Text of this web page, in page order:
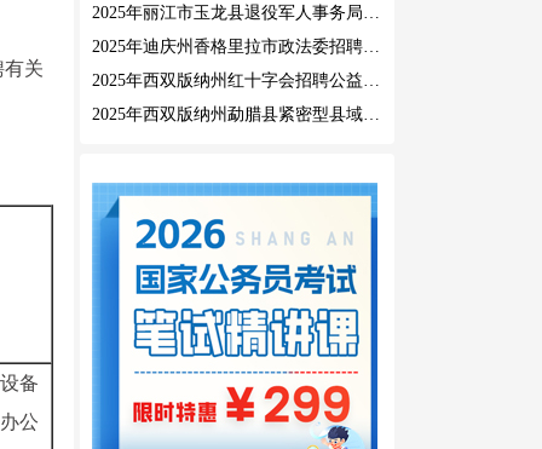
关
备
公
2025年丽江市玉龙县退役军人事务局公益性岗位招聘公告
2025年迪庆州香格里拉市政法委招聘公益性岗位公告
2025年西双版纳州红十字会招聘公益性岗位人员公告
2025年西双版纳州勐腊县紧密型县域医共体招聘编外人员公告